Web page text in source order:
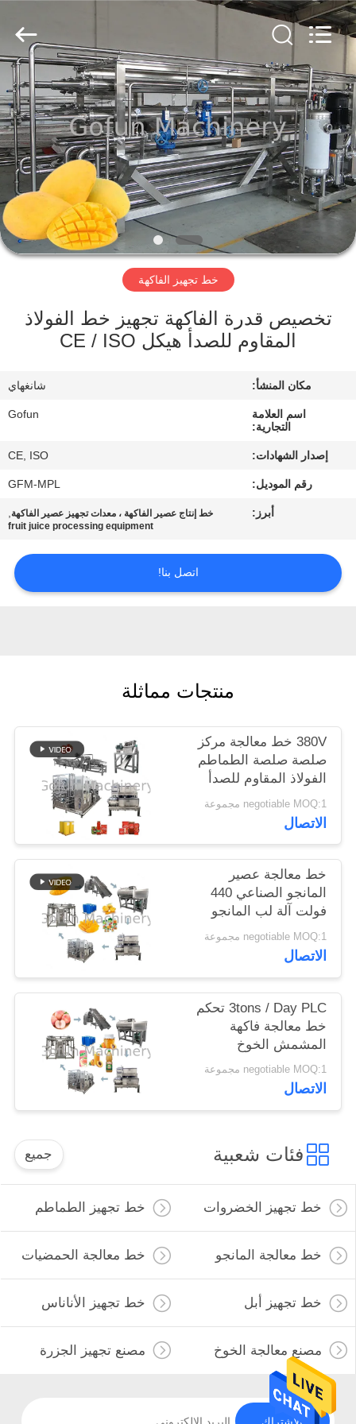
مسكن
منتجات
أشرطة
فيديو
عرض
الافتراضي
جولة
مراقبة
الجودة
حالات
اطلب
اقتباس
خريطة
الموقع
سياسة
الخصوصية
Shanghai
Gofun
Machinery
Co.,
Ltd..
Reserved.
خط تجهيز الفاكهة
تخصيص قدرة الفاكهة تجهيز خط الفولاذ
المقاوم للصدأ هيكل CE / ISO
مكان المنشأ: شانغهاي
اسم العلامة
التجارية:
Gofun
إصدار الشهادات: CE, ISO
رقم الموديل: GFM-MPL
أبرز: خط إنتاج عصير الفاكهة ، معدات تجهيز عصير الفاكهة,
fruit juice processing equipment
اتصل بنا!
منتجات مماثلة
380V خط معالجة مركز
صلصة صلصة الطماطم
الفولاذ المقاوم للصدأ
304 مادة
negotiable MOQ:1 مجموعة
الاتصال
خط معالجة عصير
المانجو الصناعي 440
فولت آلة لب المانجو
negotiable MOQ:1 مجموعة
الاتصال
3tons / Day PLC تحكم
خط معالجة فاكهة
المشمش الخوخ
negotiable MOQ:1 مجموعة
الاتصال
فئات شعبية جميع
خط تجهيز الخضروات خط تجهيز الطماطم
خط معالجة المانجو خط معالجة الحمضيات
خط تجهيز أبل خط تجهيز الأناناس
مصنع معالجة الخوخ مصنع تجهيز الجزرة
الاشتراك